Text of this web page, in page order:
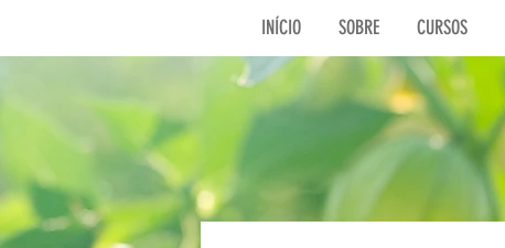
INÍCIO SOBRE CURSOS